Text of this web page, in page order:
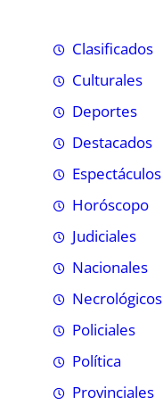
Clasificados
Culturales
Deportes
Destacados
Espectáculos
Horóscopo
Judiciales
Nacionales
Necrológicos
Policiales
Política
Provinciales